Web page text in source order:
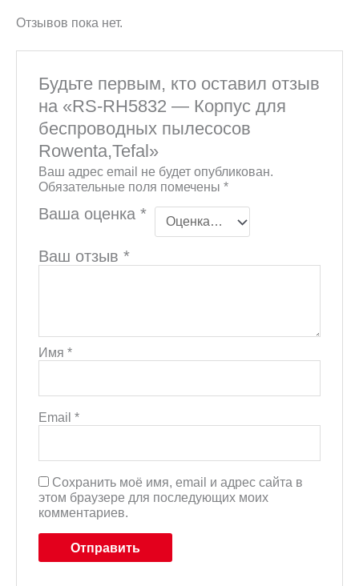
Отзывов пока нет.
Будьте первым, кто оставил отзыв
на «RS-RH5832 — Корпус для
беспроводных пылесосов
Rowenta,Tefal»
Ваш адрес email не будет опубликован.
Обязательные поля помечены*
Ваша оценка*
Ваш отзыв*
Имя*
Email*
Сохранить моё имя, email и адрес сайта в
этом браузере для последующих моих
комментариев.